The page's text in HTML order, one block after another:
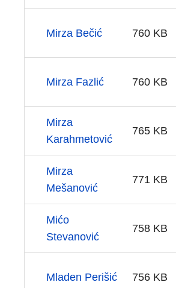
Mirza Bečić 760 KB
Mirza Fazlić 760 KB
Mirza
Karahmetović
765 KB
Mirza
Mešanović
771 KB
Mićo
Stevanović
758 KB
Mladen Perišić 756 KB